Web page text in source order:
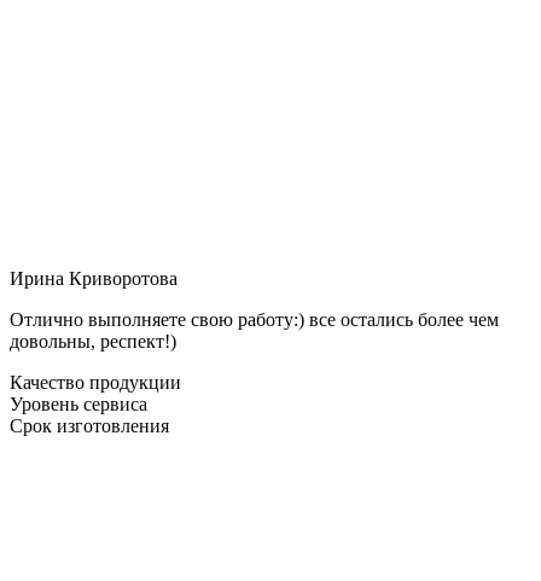
Ирина Криворотова
Отлично выполняете свою работу:) все остались более чем
довольны, респект!)
Качество продукции
Уровень сервиса
Срок изготовления